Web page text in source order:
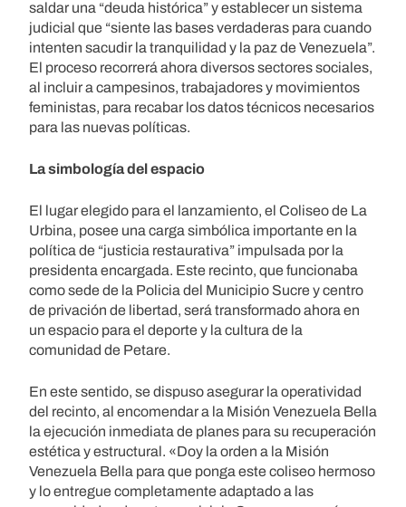
saldar una “deuda histórica” y establecer un sistema
judicial que “siente las bases verdaderas para cuando
intenten sacudir la tranquilidad y la paz de Venezuela”.
El proceso recorrerá ahora diversos sectores sociales,
al incluir a campesinos, trabajadores y movimientos
feministas, para recabar los datos técnicos necesarios
para las nuevas políticas.
La simbología del espacio
El lugar elegido para el lanzamiento, el Coliseo de La
Urbina, posee una carga simbólica importante en la
política de “justicia restaurativa” impulsada por la
presidenta encargada. Este recinto, que funcionaba
como sede de la Policia del Municipio Sucre y centro
de privación de libertad, será transformado ahora en
un espacio para el deporte y la cultura de la
comunidad de Petare.
En este sentido, se dispuso asegurar la operatividad
del recinto, al encomendar a la Misión Venezuela Bella
la ejecución inmediata de planes para su recuperación
estética y estructural. «Doy la orden a la Misión
Venezuela Bella para que ponga este coliseo hermoso
y lo entregue completamente adaptado a las